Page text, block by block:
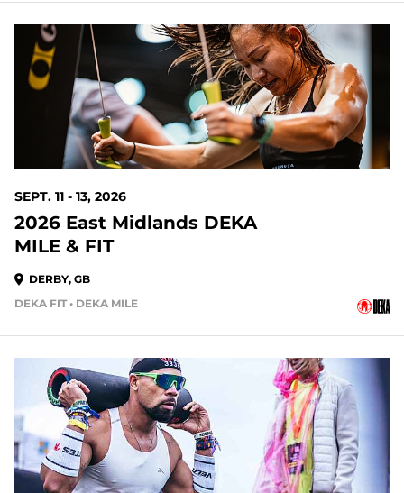
SEPT. 11 - 13, 2026
2026 East Midlands DEKA
MILE & FIT
DERBY, GB
DEKA FIT • DEKA MILE